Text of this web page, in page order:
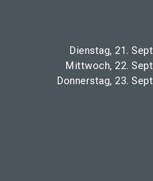
Dienstag, 21.
Mittwoch, 22.
Donnerstag, 23.